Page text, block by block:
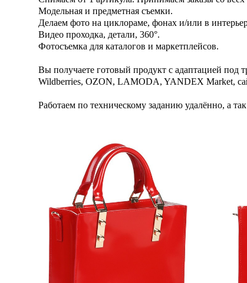
Модельная и предметная съемки.
Делаем фото на циклораме, фонах и/или в
Видео проходка, детали, 360°.
Фотосъемка для каталогов и маркетплейсов.
Вы получаете готовый продукт с адаптацией под
Wildbеrriеs, OZON, LAMODA, YANDEX Market,
Работаем по техническому заданию удалённо, а